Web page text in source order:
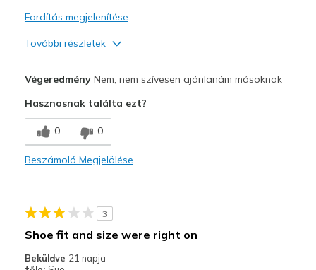
Fordítás megjelenítése
További részletek
Poor Cushioning
Legjobb használat
Casual Wear
Sizing
Feels half size too big
View On Shoes
Shoes are for Wearing
VégeredményNem, nem szívesen ajánlanám másoknak
Hasznosnak találta ezt?
0 0
Beszámoló Megjelölése
3
Shoe fit and size were right on
Beküldve 21 napja